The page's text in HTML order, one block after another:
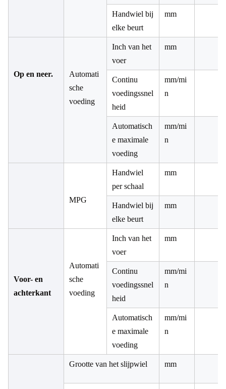
Handwiel bij
elke beurt
mm
Op en neer.
Automati
sche
voeding
Inch van het
voer
mm
Continu
voedingssnel
heid
mm/mi
n
Automatisch
e maximale
voeding
mm/mi
n
MPG
Handwiel
per schaal
mm
Handwiel bij
elke beurt
mm
Voor- en
achterkant
Automati
sche
voeding
Inch van het
voer
mm
Continu
voedingssnel
heid
mm/mi
n
Automatisch
e maximale
voeding
mm/mi
n
Grootte van het slijpwiel mm